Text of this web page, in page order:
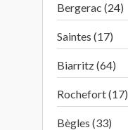
Bergerac (24)
Saintes (17)
Biarritz (64)
Rochefort (17)
Bègles (33)